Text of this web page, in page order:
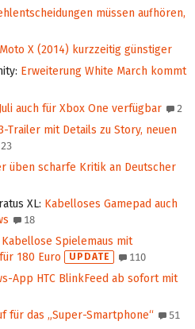
müssen aufhören,
X (2014) kurzzeitig günstiger
: Erweiterung White March kommt
auch für Xbox One verfügbar 2
Trailer mit Details zu Story, neuen
23
üben scharfe Kritik an Deutscher
XL: Kabelloses Gamepad auch
18
Kabellose Spielemaus mit
180 Euro
UPDATE 110
App HTC BlinkFeed ab sofort mit
für das „Super-Smartphone“ 51